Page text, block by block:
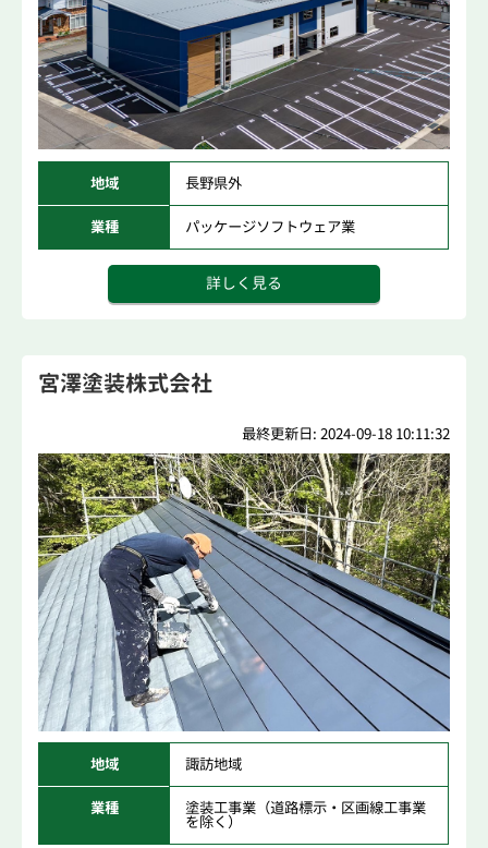
地域 長野県外
業種 パッケージソフトウェア業
詳しく見る
宮澤塗装株式会社
最終更新日: 2024-09-18 10:11:32
地域 諏訪地域
業種 塗装工事業（道路標示・区画線工事業
を除く）